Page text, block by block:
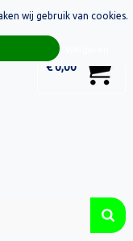
€ 0,00
wij gebruik van cookies.